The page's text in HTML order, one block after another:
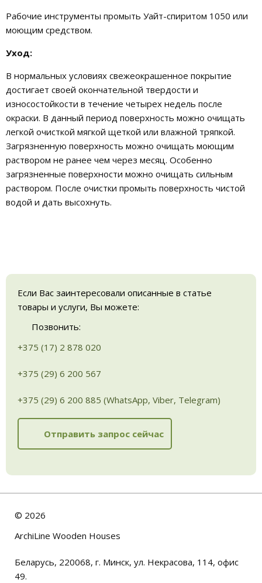
Рабочие инструменты промыть Уайт-спиритом 1050 или
моющим средством.
Уход:
В нормальных условиях свежеокрашенное покрытие
достигает своей окончательной твердости и
износостойкости в течение четырех недель после
окраски. В данный период поверхность можно очищать
легкой очисткой мягкой щеткой или влажной тряпкой.
Загрязненную поверхность можно очищать моющим
раствором не ранее чем через месяц. Особенно
загрязненные поверхности можно очищать сильным
раствором. После очистки промыть поверхность чистой
водой и дать высохнуть.
Если Вас заинтересовали описанные в статье
товары и услуги, Вы можете:
Позвонить:
+375 (17) 2 878 020
+375 (29) 6 200 567
+375 (29) 6 200 885 (WhatsApp, Viber, Telegram)
Отправить запрос сейчас
© 2026
ArchiLine Wooden Houses
Беларусь, 220068, г. Минск, ул. Некрасова, 114, офис
49.